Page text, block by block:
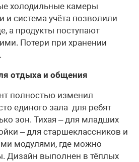
холодильные камеры
система учёта позволили
а продукты поступают
Потери при хранении
отдыха и общения
полностью изменил
единого зала для ребят
зон. Тихая – для младших
– для старшеклассников и
модулями, где можно
Дизайн выполнен в тёплых